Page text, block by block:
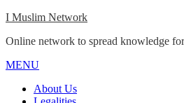
Skip
content
I Muslim Network
Online network to spread knowledge
MENU
Menu
About Us